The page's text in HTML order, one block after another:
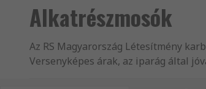
Alkatrészmosók
Az RS Magyarország Létesítmény
Versenyképes árak, az iparág által